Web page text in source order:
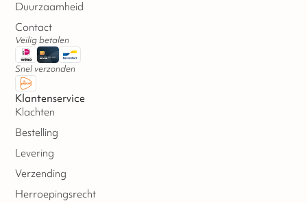
Duurzaamheid
Contact
Veilig betalen
Snel verzonden
Klantenservice
Klachten
Bestelling
Levering
Verzending
Herroepingsrecht